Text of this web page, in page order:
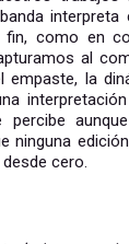
interpreta
fin, como en
al
empaste, la
percibe
ninguna
cero.